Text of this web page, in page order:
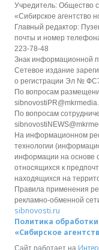
Учредитель: Общество
«Сибирское агентство
Главный редактор:
почты и номер
223-78-48
Знак информационной
Сетевое издание
о регистрации Эл №
По вопросам
По вопросам
На информационном
технологии
информации на основе
относящихся к
находящихся на
Правила применения
рекламно-обменной
sibnovosti.ru
Политика
«Сибирское